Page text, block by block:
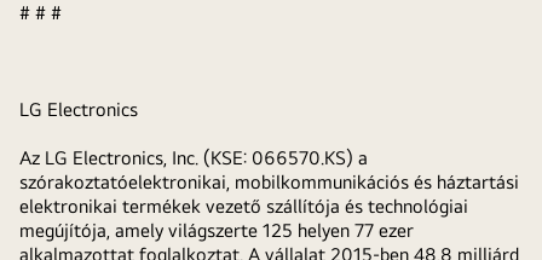
# # #
LG Electronics
Az LG Electronics, Inc. (KSE: 066570.KS) a
szórakoztatóelektronikai, mobilkommunikációs és háztartási
elektronikai termékek vezető szállítója és technológiai
megújítója, amely világszerte 125 helyen 77 ezer
alkalmazottat foglalkoztat. A vállalat 2015-ben 48,8 milliárd